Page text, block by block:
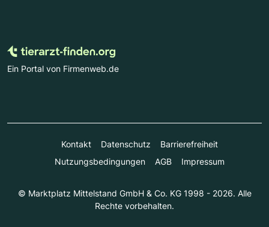
Ein Portal von Firmenweb.de
Kontakt Datenschutz
Barrierefreiheit
Nutzungsbedingungen
AGB Impressum
© Marktplatz Mittelstand GmbH & Co. KG 1998 - 2026. Alle
Rechte vorbehalten.